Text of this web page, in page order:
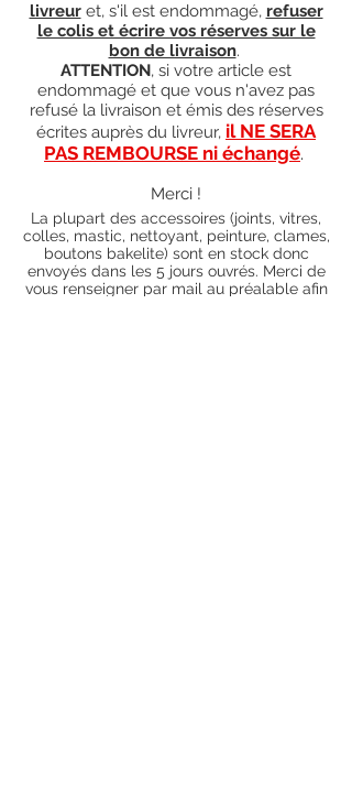
livreuret, s'il est endommagé, refuser
le colis et écrire vos réserves sur le
bon de livraison.
ATTENTION, si votre article est
endommagé et que vous n'avez pas
refusé la livraison et émis des réserves
écrites auprès du livreur, il NE SERA
PAS REMBOURSE ni échangé.
Merci !
La plupart des accessoires (joints, vitres,
colles, mastic, nettoyant, peinture, clames,
boutons bakelite) sont en stock donc
envoyés dans les 5 jours ouvrés. Merci de
vous renseigner par mail au préalable afin